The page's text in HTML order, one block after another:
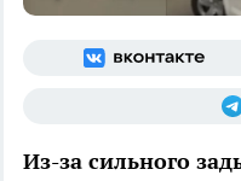
Из-за сильного